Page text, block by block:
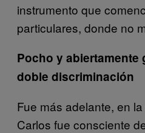
instrumento que
particulares, donde no
Pocho y abiertamente
doble discriminación
Fue más adelante, en
Carlos fue consciente